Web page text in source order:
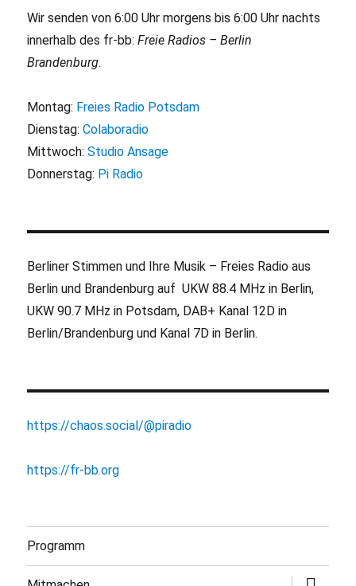
Wir senden von 6:00 Uhr morgens bis 6:00 Uhr nachts
innerhalb des fr-bb:Freie Radios – Berlin
Brandenburg.
Montag: Freies Radio Potsdam
Dienstag:Colaboradio
Mittwoch:Studio Ansage
Donnerstag: Pi Radio
Berliner Stimmen und Ihre Musik – Freies Radio aus
Berlin und Brandenburg auf UKW 88.4 MHz in Berlin,
UKW 90.7 MHz in Potsdam, DAB+ Kanal 12D in
Berlin/Brandenburg und Kanal 7D in Berlin.
https://chaos.social/@piradio
https://fr-bb.org
Programm